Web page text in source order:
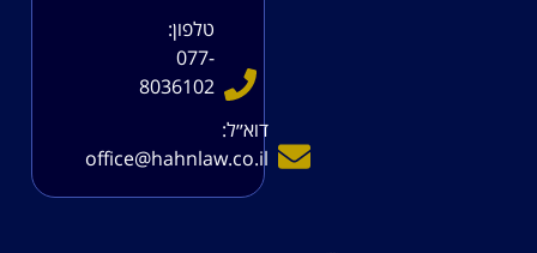
טלפון:
077-
8036102
דוא׳׳ל:
office@hahnlaw.co.il